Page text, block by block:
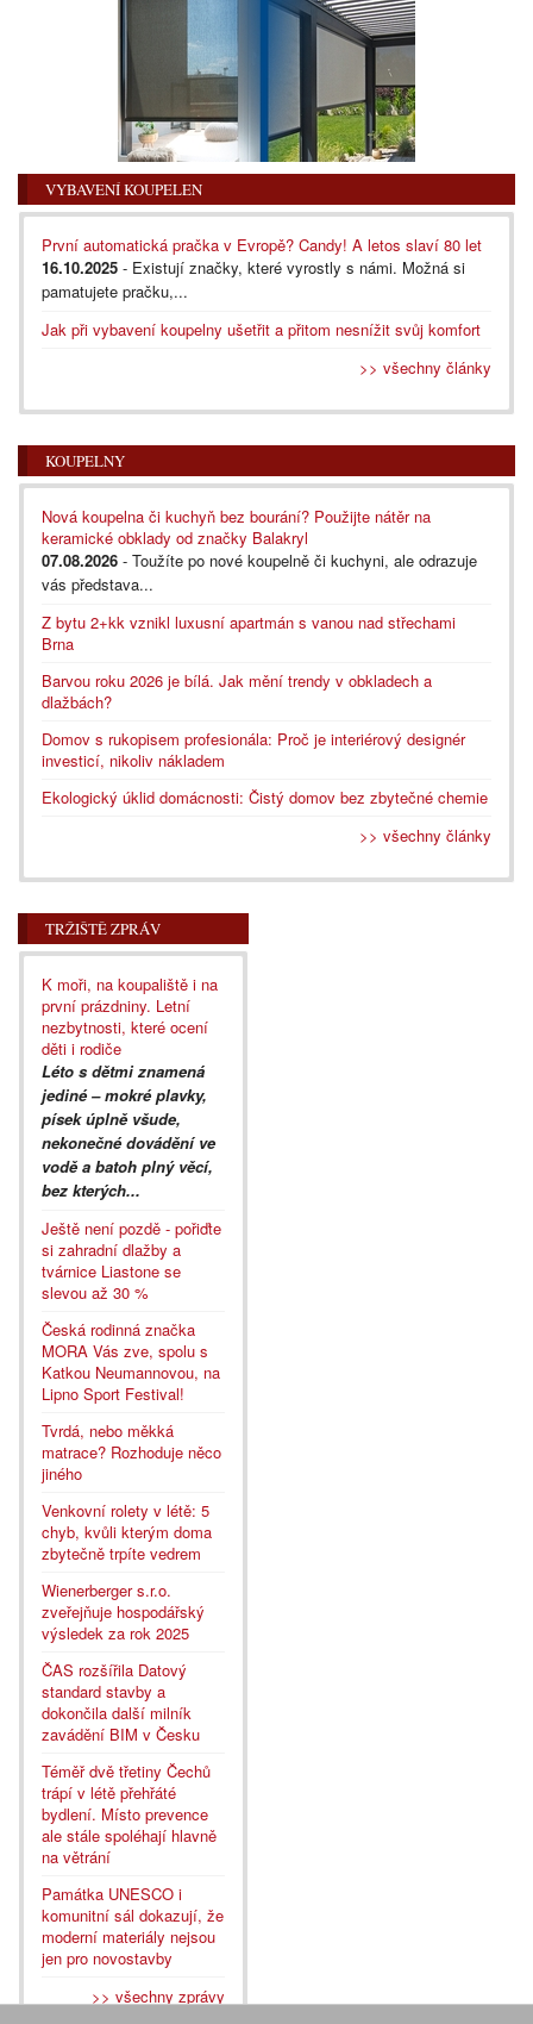
VYBAVENÍ KOUPELEN
První automatická pračka v Evropě? Candy! A letos slaví 80 let
16.10.2025 - Existují značky, které vyrostly s námi. Možná si
pamatujete pračku,...
Jak při vybavení koupelny ušetřit a přitom nesnížit svůj komfort
>> všechny články
KOUPELNY
Nová koupelna či kuchyň bez bourání? Použijte nátěr na
keramické obklady od značky Balakryl
07.08.2026 - Toužíte po nové koupelně či kuchyni, ale odrazuje
vás představa...
Z bytu 2+kk vznikl luxusní apartmán s vanou nad střechami
Brna
Barvou roku 2026 je bílá. Jak mění trendy v obkladech a
dlažbách?
Domov s rukopisem profesionála: Proč je interiérový designér
investicí, nikoliv nákladem
Ekologický úklid domácnosti: Čistý domov bez zbytečné chemie
>> všechny články
TRŽIŠTĚ ZPRÁV
K moři, na koupaliště i na
první prázdniny. Letní
nezbytnosti, které ocení
děti i rodiče
Léto s dětmi znamená
jediné – mokré plavky,
písek úplně všude,
nekonečné dovádění ve
vodě a batoh plný věcí,
bez kterých...
Ještě není pozdě - pořiďte
si zahradní dlažby a
tvárnice Liastone se
slevou až 30 %
Česká rodinná značka
MORA Vás zve, spolu s
Katkou Neumannovou, na
Lipno Sport Festival!
Tvrdá, nebo měkká
matrace? Rozhoduje něco
jiného
Venkovní rolety v létě: 5
chyb, kvůli kterým doma
zbytečně trpíte vedrem
Wienerberger s.r.o.
zveřejňuje hospodářský
výsledek za rok 2025
ČAS rozšířila Datový
standard stavby a
dokončila další milník
zavádění BIM v Česku
Téměř dvě třetiny Čechů
trápí v létě přehřáté
bydlení. Místo prevence
ale stále spoléhají hlavně
na větrání
Památka UNESCO i
komunitní sál dokazují, že
moderní materiály nejsou
jen pro novostavby
>> všechny zprávy